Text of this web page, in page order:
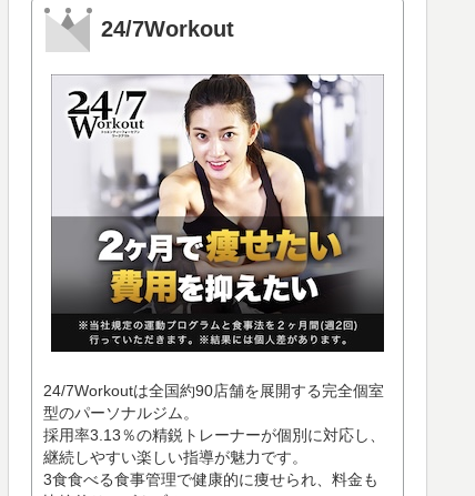
24/7Workout
24/7Workoutは全国約90店舗を展開する完全個室
型のパーソナルジム。
採用率3.13％の精鋭トレーナーが個別に対応し、
継続しやすい楽しい指導が魅力です。
3食食べる食事管理で健康的に痩せられ、料金も